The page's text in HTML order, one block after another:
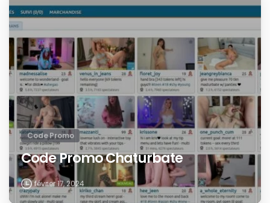
Code Promo
Code Promo Chaturbate
février 17, 2024